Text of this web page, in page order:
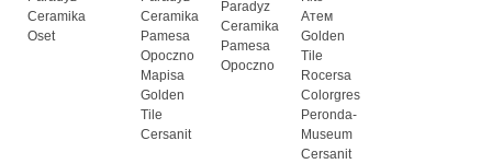
Ceramika
Oset
Ceramika
Pamesa
Opoczno
Mapisa
Golden
Tile
Cersanit
Paradyz
Ceramika
Pamesa
Opoczno
Атем
Golden
Tile
Rocersa
Colorgres
Peronda-
Museum
Cersanit